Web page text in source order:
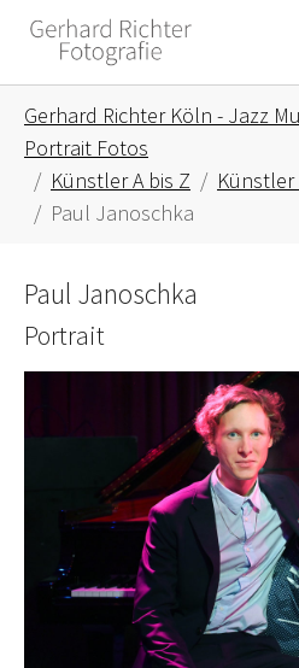
Skip to main content
Skip to page footer
Gerhard Richter Köln - Jazz
Portrait Fotos
Künstler A bis Z
Künstler
Paul Janoschka
Paul Janoschka
Portrait
Show larger version for: